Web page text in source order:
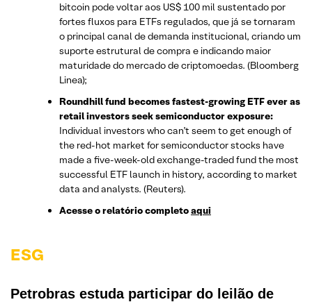
bitcoin pode voltar aos US$ 100 mil sustentado por
fortes fluxos para ETFs regulados, que já se tornaram
o principal canal de demanda institucional, criando um
suporte estrutural de compra e indicando maior
maturidade do mercado de criptomoedas. (Bloomberg
Linea);
Roundhill fund becomes fastest-growing ETF ever as
retail investors seek semiconductor exposure:
Individual investors who can’t seem to get enough of
the red-hot market for semiconductor ‌stocks have
made a five-week-old exchange-traded fund the most
successful ETF launch in history, according to market
data and analysts. (Reuters).
Acesse o relatório completoaqui
ESG
Petrobras estuda participar do leilão de